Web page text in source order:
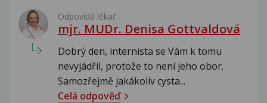
Odpovídá lékař:
mjr. MUDr. Denisa Gottvaldová
Dobrý den, internista se Vám k tomu
nevyjádřil, protože to není jeho obor.
Samozřejmě jakákoliv cysta...
Celá odpověď